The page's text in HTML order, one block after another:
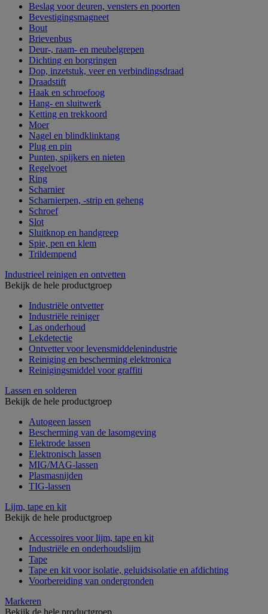
Beslag voor deuren, vensters en poorten
Bevestigingsmagneet
Bout
Brievenbus
Deur-, raam- en meubelgrepen
Dichting en borgringen
Dop, inzetstuk, veer en verbindingsdraad
Draadstift
Haak en schroefoog
Hang- en sluitwerk
Ketting en trekkoord
Moer
Nagel en blindklinktang
Plug en pin
Punten, spijkers en nieten
Regelvoet
Ring
Scharnier
Scharnierpen, -strip en geheng
Schroef
Slot
Sluitknop en handgreep
Spie, pen en klem
Trildempend
Industrieel reinigen en ontvetten
Bekijk de hele productgroep
Industriële ontvetter
Industriële reiniger
Las onderhoud
Lekdetectie
Ontvetter voor levensmiddelenindustrie
Reiniging en bescherming elektronica
Reinigingsmiddel voor graffiti
Lassen en solderen
Bekijk de hele productgroep
Autogeen lassen
Bescherming van de lasomgeving
Elektrode lassen
Elektronisch lassen
MIG/MAG-lassen
Plasmasnijden
TIG-lassen
Lijm, tape en kit
Bekijk de hele productgroep
Accessoires voor lijm, tape en kit
Industriële en onderhoudslijm
Tape
Tape en kit voor isolatie, geluidsisolatie en afdichting
Voorbereiding van ondergronden
Markeren
Bekijk de hele productgroep